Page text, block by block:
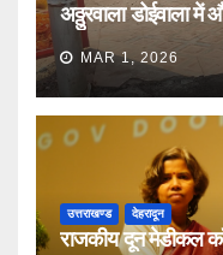
अठ्ठुरवाला डोईवाला में
MAR 1, 2026
उत्तराखण्ड देहरादून
राजकीय दून मेडीकल